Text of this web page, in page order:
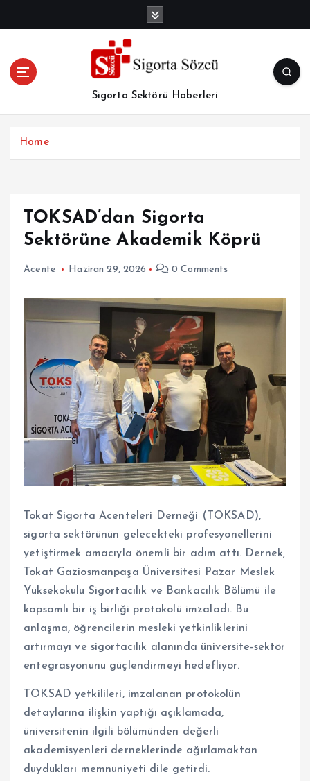
Sigorta Sektörü Haberleri
Home
TOKSAD’dan Sigorta
Sektörüne Akademik Köprü
Acente Haziran 29, 2026 0 Comments
Tokat Sigorta Acenteleri Derneği (TOKSAD),
sigorta sektörünün gelecekteki profesyonellerini
yetiştirmek amacıyla önemli bir adım attı. Dernek,
Tokat Gaziosmanpaşa Üniversitesi Pazar Meslek
Yüksekokulu Sigortacılık ve Bankacılık Bölümü ile
kapsamlı bir iş birliği protokolü imzaladı. Bu
anlaşma, öğrencilerin mesleki yetkinliklerini
artırmayı ve sigortacılık alanında üniversite-sektör
entegrasyonunu güçlendirmeyi hedefliyor.
TOKSAD yetkilileri, imzalanan protokolün
detaylarına ilişkin yaptığı açıklamada,
üniversitenin ilgili bölümünden değerli
akademisyenleri derneklerinde ağırlamaktan
duydukları memnuniyeti dile getirdi.